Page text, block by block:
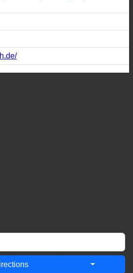
2 | Allemagne (Nordrhein-